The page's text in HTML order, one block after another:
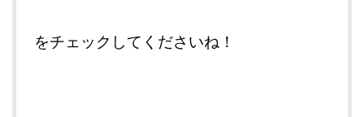
をチェックしてくださいね！